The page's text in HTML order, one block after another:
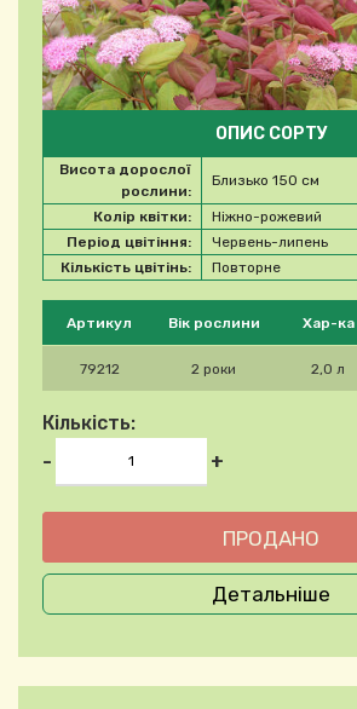
Будь ласка, виберіть продукт
Артикул Вік рослини Хар-ка
79212 2 роки 2,0 л
Кількість:
-
+
ОПИС СОРТУ
Висота дорослої
рослини:
Близько 150 см
Колір квітки:
Ніжно-рожевий
Період цвітіння:
Червень-липень
Кількість цвітінь:
Повторне
Детальніше